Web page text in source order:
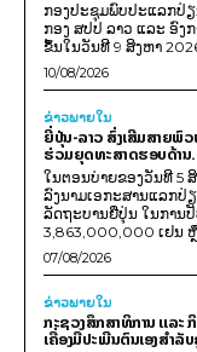
ກອງປະຊຸມພົບປະແລກປ່
ກອງ ສປປ ລາວ ແລະ ອົ
ຂຶ້ນໃນວັນທີ 9 ສິງຫາ
10/08/2026
ຂ່າວພາຍ​ໃນ
ຍີ່ປຸ່ນ-ລາວ ສົ່ງເສີມສາຍພົ
ຮ່ວມຍຸດທະສາດຮອບດ້ານ.
ໃນຕອນບ່າຍຂອງວັນທີ 5
ລົງນາມເອກະສານແລກປ່
ລັດຖະບານຍີ່ປຸ່ນ ໃນການ
3,863,000,000 ເຢນ
07/08/2026
ຂ່າວພາຍ​ໃນ
ກະຊວງສຶກສາທິການ ແລະ
ເຄື່ອງມືປະເມີນຕົນເອງສຳ